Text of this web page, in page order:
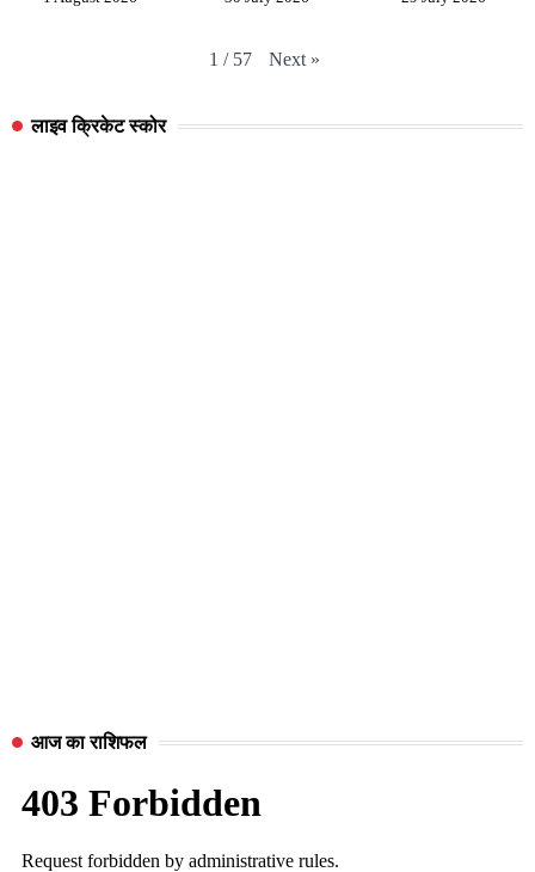
1 / 57 Next »
लाइव क्रिकेट स्कोर
आज का राशिफल